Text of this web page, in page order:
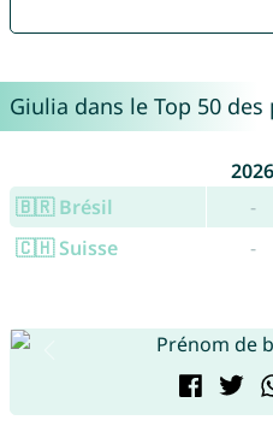
Giulia dans le Top 50 des
2026
🇧🇷 Brésil
-
🇨🇭 Suisse
-